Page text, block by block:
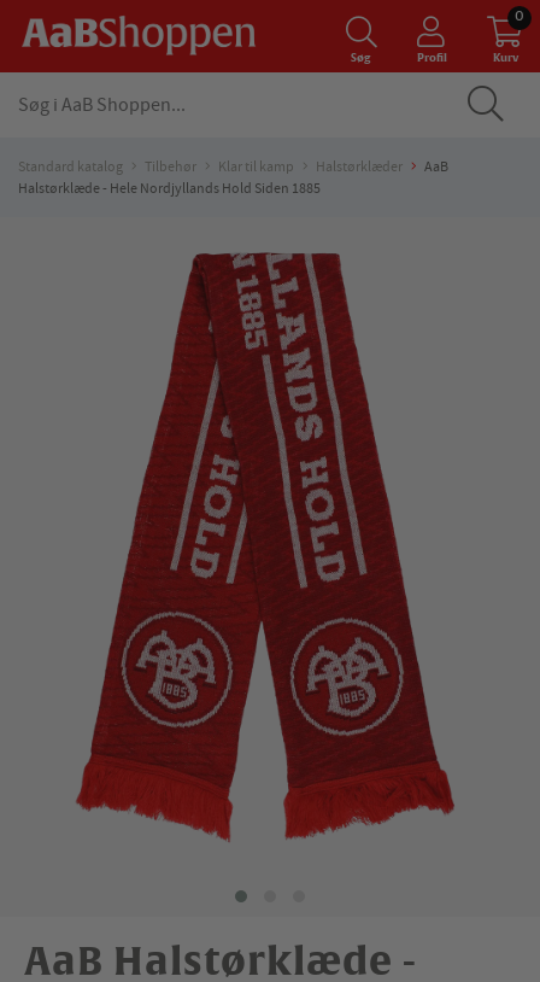
Søg Profil Kurv
0
Standard katalog Tilbehør Klar til kamp Halstørklæder
AaB
Halstørklæde - Hele Nordjyllands Hold Siden 1885
AaB Halstørklæde -